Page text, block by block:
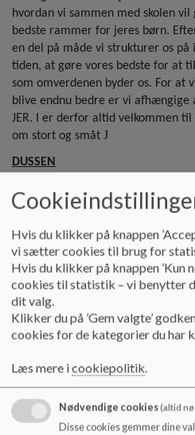
hvordan vi sammen med skolen
bedste rammer for jeres børn.
en del på måde vi strukturer os på
tiden, at gøre vores bedste for at
som omverdenen byder os. For at
blive endnu bedre er vi afhængige
JER. I er derfor altid velkommen
om stort og småt J
DUSSEN
fritidstilbud til børnene som har til
med seks pædagogiske temaer:
Barnets alsidige
Sociale kompetencer
Krop & bevægelse
Naturen &
Herudover vægter vi at give
mulighed for medinddragelse og tid
Hvis du klikker på knappen
vi sætter cookies til brug for
Hvis du klikker på knappen ’Kun
cookies til statistik – vi benytter
dit valg.
Klikker du på ’Gem valgte’
cookies for de kategorier du har
Læs mere icookiepolitik.
Nødvendige cookies(altid
Disse cookies gemmer dine